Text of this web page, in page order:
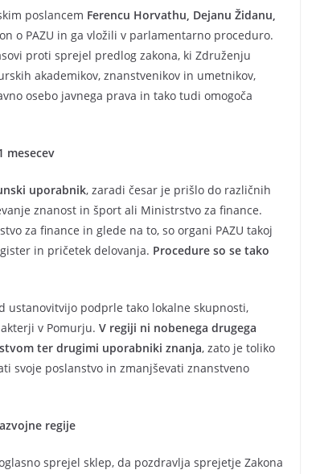
poslancem Ferencu Horvathu, Dejanu Židanu,
o PAZU in ga vložili v parlamentarno proceduro.
proti sprejel predlog zakona, ki Združenju
akademikov, znanstvenikov in umetnikov,
osebo javnega prava in tako tudi omogoča
mesecev
uporabnik, zaradi česar je prišlo do različnih
znanost in šport ali Ministrstvo za finance.
za finance in glede na to, so organi PAZU takoj
in pričetek delovanja. Procedure so se tako
ustanovitvijo podprle tako lokalne skupnosti,
v Pomurju. V regiji ni nobenega drugega
ter drugimi uporabniki znanja, zato je toliko
svoje poslanstvo in zmanjševati znanstveno
regije
sprejel sklep, da pozdravlja sprejetje Zakona